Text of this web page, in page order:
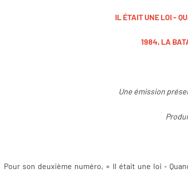
IL ÉTAIT UNE LOI -
1984, LA
Une émission
Pour son deuxième numéro, « Il était une loi -